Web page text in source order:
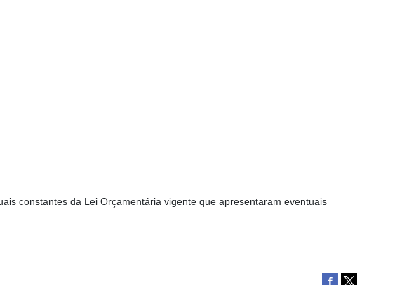
constantes da Lei Orçamentária vigente que apresentaram eventuais